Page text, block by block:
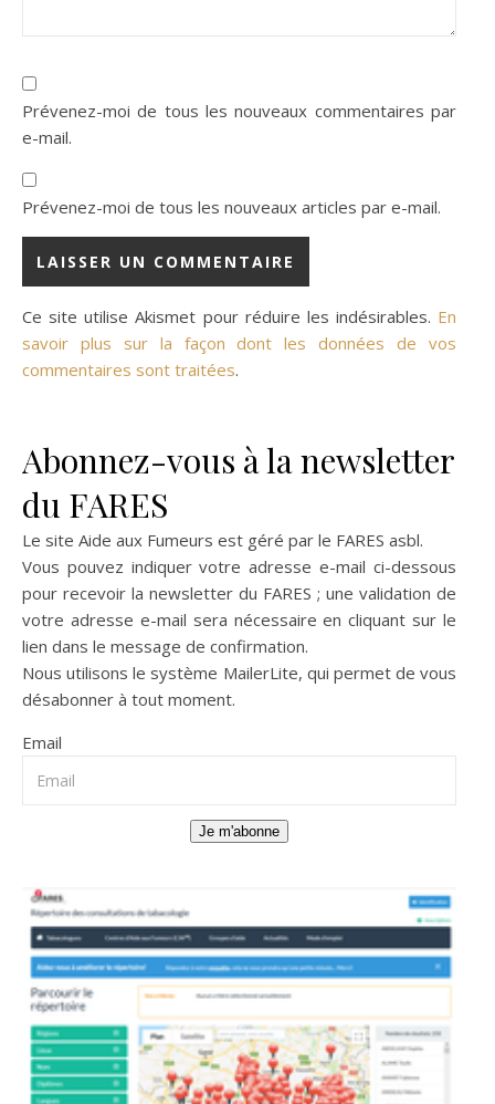
Prévenez-moi de tous les nouveaux commentaires par
e-mail.
Prévenez-moi de tous les nouveaux articles par e-mail.
Ce site utilise Akismet pour réduire les indésirables. En
savoir plus sur la façon dont les données de vos
commentaires sont traitées.
Abonnez-vous à la newsletter
du FARES
Le site Aide aux Fumeurs est géré par le FARES asbl.
Vous pouvez indiquer votre adresse e-mail ci-dessous
pour recevoir la newsletter du FARES ; une validation de
votre adresse e-mail sera nécessaire en cliquant sur le
lien dans le message de confirmation.
Nous utilisons le système MailerLite, qui permet de vous
désabonner à tout moment.
Email
Je m'abonne